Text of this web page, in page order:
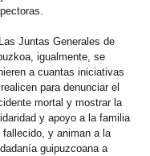
Las Juntas Generales de
igualmente, se
a cuantas iniciativas
para denunciar el
mortal y mostrar la
y apoyo a la familia
fallecido, y animan a la
guipuzcoana a